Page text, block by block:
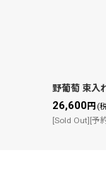
野葡萄 束入
26,600円 (
[Sold Out][予